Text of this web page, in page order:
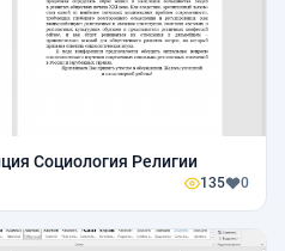
Социология Религии
135 0